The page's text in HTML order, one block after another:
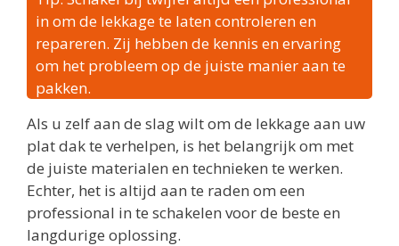
in om de lekkage te laten controleren en
repareren. Zij hebben de kennis en ervaring
om het probleem op de juiste manier aan te
pakken.
Als u zelf aan de slag wilt om de lekkage aan uw
plat dak te verhelpen, is het belangrijk om met
de juiste materialen en technieken te werken.
Echter, het is altijd aan te raden om een
professional in te schakelen voor de beste en
langdurige oplossing.